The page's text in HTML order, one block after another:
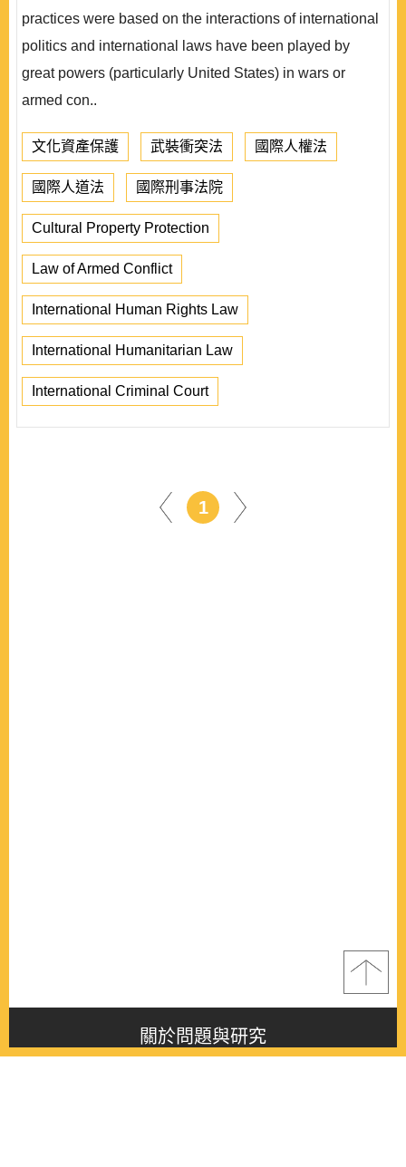
practices were based on the interactions of international
politics and international laws have been played by
great powers (particularly United States) in wars or
armed con..
文化資產保護 武裝衝突法 國際人權法
國際人道法 國際刑事法院
Cultural Property Protection
Law of Armed Conflict
International Human Rights Law
International Humanitarian Law
International Criminal Court
1
關於問題與研究
About this journal